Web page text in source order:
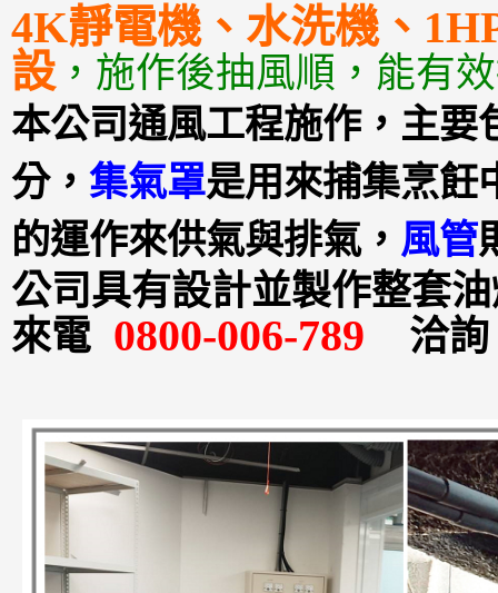
4K靜電機、水洗機、
設 ， 施作後抽風順，能有
本公司通風工程施作，主要
分， 集氣罩是用來捕集烹飪
的運作來供氣與排氣， 風管
公司具有設計並製作整套
來電 0800-006-789 洽